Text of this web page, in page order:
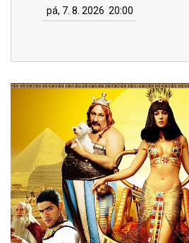
pá, 7. 8. 2026 20:00